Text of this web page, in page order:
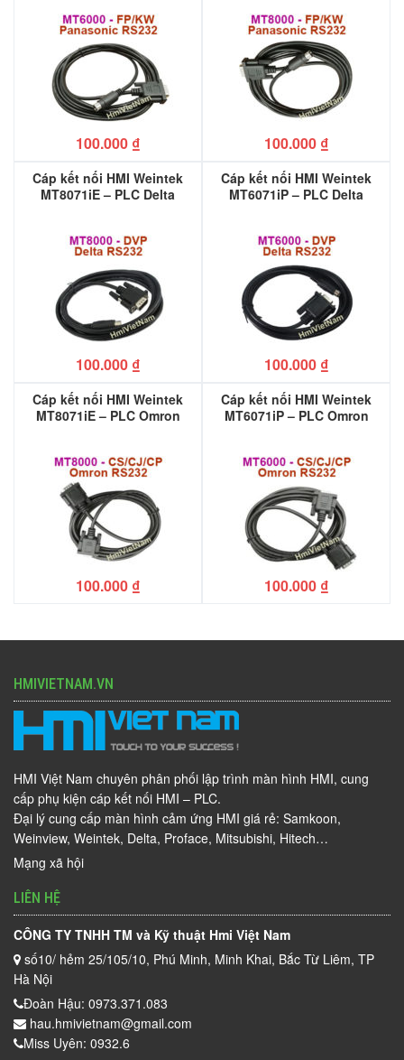
100.000 ₫ 100.000 ₫
Cáp kết nối HMI Weintek
MT8071iE – PLC Delta
100.000 ₫
Cáp kết nối HMI Weintek
MT6071iP – PLC Delta
100.000 ₫
Cáp kết nối HMI Weintek
MT8071iE – PLC Omron
100.000 ₫
Cáp kết nối HMI Weintek
MT6071iP – PLC Omron
100.000 ₫
HMIVIETNAM.VN
HMI Việt Nam chuyên phân phối lập trình màn hình HMI, cung
cấp phụ kiện cáp kết nối HMI – PLC.
Đại lý cung cấp màn hình cảm ứng HMI giá rẻ: Samkoon,
Weinview, Weintek, Delta, Proface, Mitsubishi, Hitech…
Mạng xã hội
LIÊN HỆ
CÔNG TY TNHH TM và Kỹ thuật Hmi Việt Nam
số10/ hẻm 25/105/10, Phú Minh, Minh Khai, Bắc Từ Liêm, TP
Hà Nội
Đoàn Hậu: 0973.371.083
hau.hmivietnam@gmail.com
Miss Uyên: 0932.6